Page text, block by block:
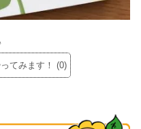
てみます！ (0)